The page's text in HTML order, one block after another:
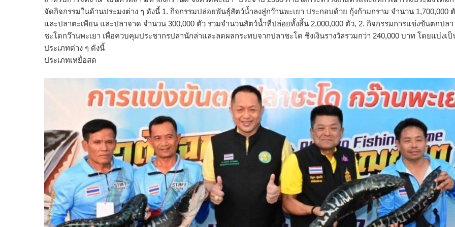
จัดกิจกรรมในด้านประมงต่าง ๆ ดังนี้ 1. กิจกรรมปล่อยพันธุ์สัตว์น้ำลงสู่กว๊านพะเยา ประกอบด้วย กุ้งก้ามกราม จำนวน 1,700,000
และปลาตะเพียน และปลาจาด จำนวน 300,000 ตัว รวมจำนวนสัตว์น้ำที่ปล่อยทั้งสิ้น 2,000,000 ตัว, 2. กิจกรรมการแข่งขันตกปลา
ชะโดกว๊านพะเยา เพื่อควบคุมประชากรปลานักล่าและลดผลกระทบจากปลาชะโด ชิงเงินรางวัลรวมกว่า 240,000 บาท โดยแบ่งเป็
ประเภทต่าง ๆ ดังนี้
ประเภทเหยื่อสด